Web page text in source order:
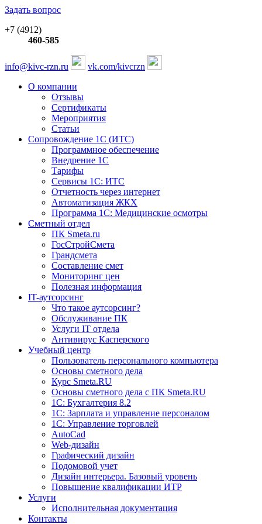
Задать вопрос
+7 (4912)
460-585
info@kivc-rzn.ru
vk.com/kivcrzn
О компании
Отзывы
Сертификаты
Мероприятия
Статьи
Сопровождение 1С (ИТС)
Программное обеспечение
Внедрение 1С
Тарифы
Сервисы 1С: ИТС
Отчетность через интернет
Автоматизация ЖКХ
Программа 1С: Медицинские осмотры
Сметный отдел
ПК Smeta.ru
ГосСтройСмета
Грандсмета
Составление смет
Мониторинг цен
Полезная информация
IT-аутсорсинг
Что такое аутсорсинг?
Обслуживание ПК
Услуги IT отдела
Антивирус Касперского
Учебный центр
Пользователь персонального компьютера
Основы сметного дела
Курс Smeta.RU
Основы сметного дела с ПК Smeta.RU
1С: Бухгалтерия 8.2
1С: Зарплата и управление персоналом
1C: Управление торговлей
AutoCad
Web-дизайн
Графический дизайн
Подомовой учет
Дизайн интерьера. Базовый уровень
Повышение квалификации ИТР
Услуги
Исполнительная документация
Контакты